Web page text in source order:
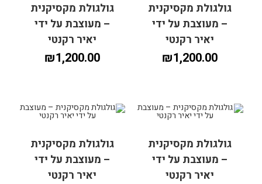
הוספה לסל הוספה לסל
הוספה לסל הוספה לסל
גולגולת מקסיקנית
– מעוצבת על ידי
יאיר רקנטי
₪1,200.00
גולגולת מקסיקנית
– מעוצבת על ידי
יאיר רקנטי
₪1,200.00
גולגולת מקסיקנית
– מעוצבת על ידי
יאיר רקנטי
גולגולת מקסיקנית
– מעוצבת על ידי
יאיר רקנטי